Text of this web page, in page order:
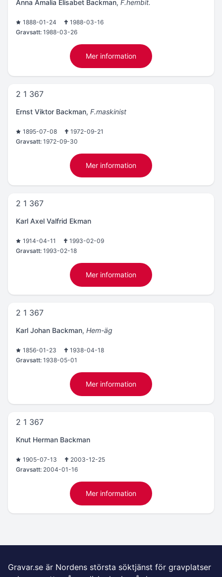
Anna Amalia Elisabet Backman, F.hembit.
1888-01-24
1988-03-16
Gravsatt: 1988-03-26
Mer information
2 1 367
Ernst Viktor Backman, F.maskinist
1895-07-08
1972-09-21
Gravsatt: 1972-09-30
Mer information
2 1 367
Karl Axel Valfrid Ekman
1914-04-11
1993-02-09
Gravsatt: 1993-02-18
Mer information
2 1 367
Karl Johan Backman, Hem-äg
1856-01-23
1938-04-18
Gravsatt: 1938-05-01
Mer information
2 1 367
Knut Herman Backman
1905-07-13
2003-12-25
Gravsatt: 2004-01-16
Mer information
Gravar.se är Nordens största söktjänst för gravplatser